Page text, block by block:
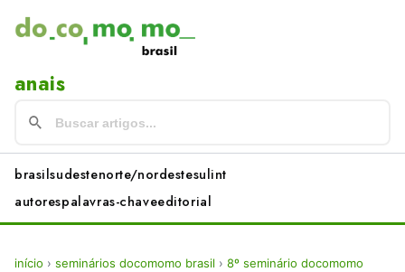
anais
brasilsudestenorte/nordestesulint
autorespalavras-chaveeditorial
início › seminários docomomo brasil › 8º seminário docomomo